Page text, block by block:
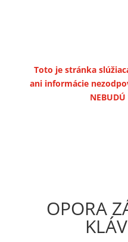
Toto je stránka
ani informácie
OPORA